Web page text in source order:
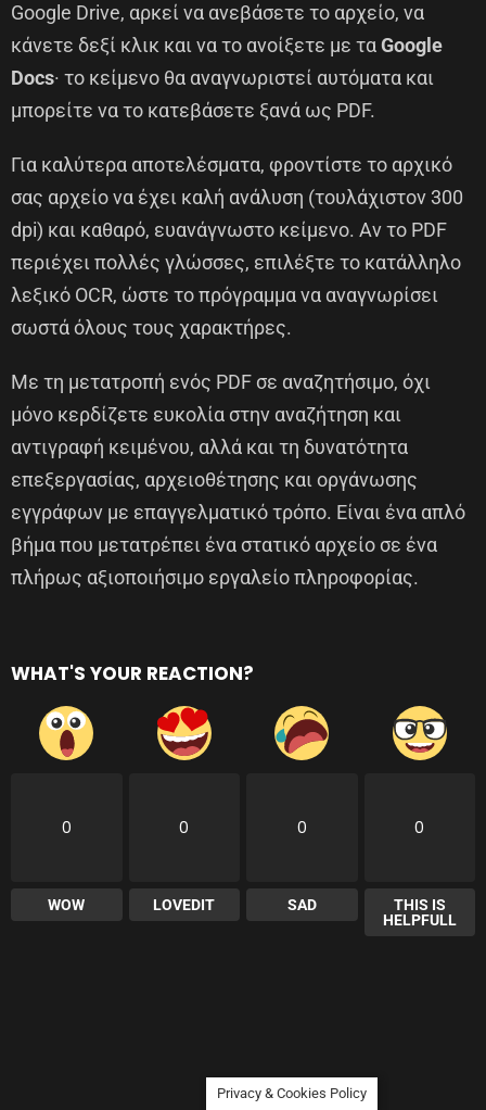
Google Drive, αρκεί να ανεβάσετε το αρχείο, να
κάνετε δεξί κλικ και να το ανοίξετε με ταGoogle
Docs· το κείμενο θα αναγνωριστεί αυτόματα και
μπορείτε να το κατεβάσετε ξανά ως PDF.
Για καλύτερα αποτελέσματα, φροντίστε το αρχικό
σας αρχείο να έχει καλή ανάλυση (τουλάχιστον 300
dpi) και καθαρό, ευανάγνωστο κείμενο. Αν το PDF
περιέχει πολλές γλώσσες, επιλέξτε το κατάλληλο
λεξικό OCR, ώστε το πρόγραμμα να αναγνωρίσει
σωστά όλους τους χαρακτήρες.
Με τη μετατροπή ενός PDF σε αναζητήσιμο, όχι
μόνο κερδίζετε ευκολία στην αναζήτηση και
αντιγραφή κειμένου, αλλά και τη δυνατότητα
επεξεργασίας, αρχειοθέτησης και οργάνωσης
εγγράφων με επαγγελματικό τρόπο. Είναι ένα απλό
βήμα που μετατρέπει ένα στατικό αρχείο σε ένα
πλήρως αξιοποιήσιμο εργαλείο πληροφορίας.
WHAT'S YOUR REACTION?
0
WOW
0
LOVEDIT
0
SAD
0
THIS IS
HELPFULL
Privacy & Cookies Policy